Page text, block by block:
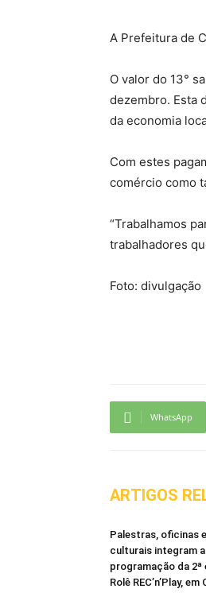
A Prefeitura de
O valor do 13°
dezembro. Esta
da economia
Com estes
comércio como
“Trabalhamos
trabalhadores
Foto: divulgação
WhatsApp
ARTIGOS
Palestras, oficinas
culturais integram a
programação da 2ª
Rolê REC’n’Play, em